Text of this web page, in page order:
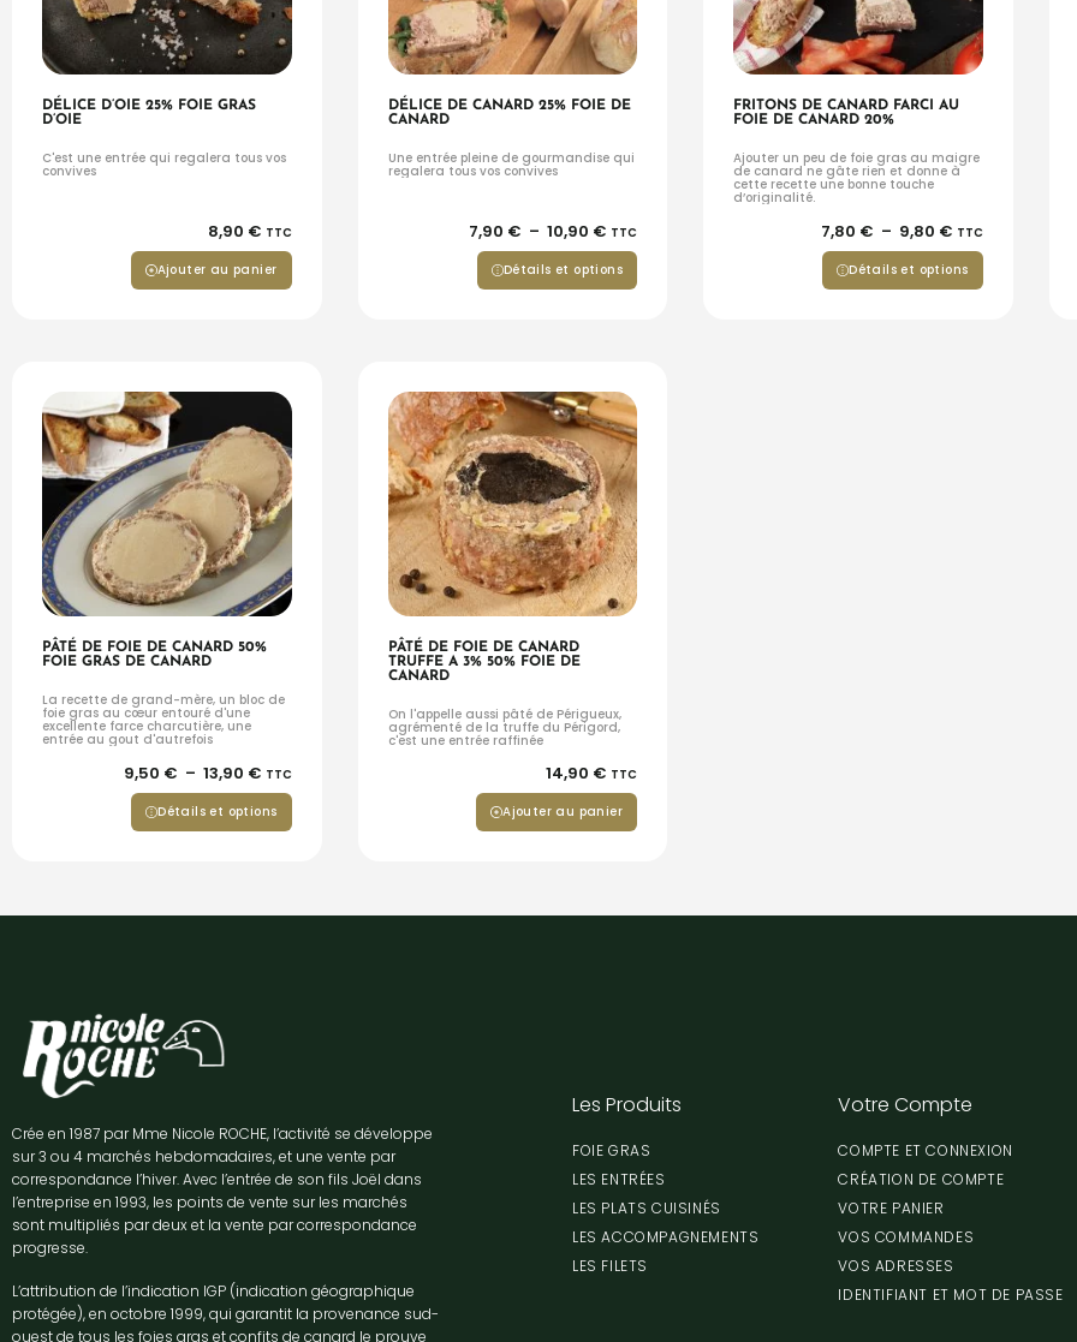
DÉLICE D’OIE 25% FOIE GRAS
D’OIE
C'est une entrée qui regalera tous vos
convives
8,90 € TTC
Ajouter au panier
DÉLICE DE CANARD 25% FOIE DE
CANARD
Une entrée pleine de gourmandise qui
regalera tous vos convives
7,90 € – 10,90 € TTC
Détails et options
FRITONS DE CANARD FARCI AU
FOIE DE CANARD 20%
Ajouter un peu de foie gras au maigre
de canard ne gâte rien et donne à
cette recette une bonne touche
d’originalité.
7,80 € – 9,80 € TTC
Détails et options
PÂTÉ DE FOIE DE CANARD 50%
FOIE GRAS DE CANARD
La recette de grand-mère, un bloc de
foie gras au cœur entouré d'une
excellente farce charcutière, une
entrée au gout d'autrefois
9,50 € – 13,90 € TTC
Détails et options
PÂTÉ DE FOIE DE CANARD
TRUFFE A 3% 50% FOIE DE
CANARD
On l'appelle aussi pâté de Périgueux,
agrémenté de la truffe du Périgord,
c'est une entrée raffinée
14,90 € TTC
Ajouter au panier
Crée en 1987 par Mme Nicole ROCHE, l’activité se développe
sur 3 ou 4 marchés hebdomadaires, et une vente par
correspondance l’hiver. Avec l’entrée de son fils Joël dans
l’entreprise en 1993, les points de vente sur les marchés
sont multipliés par deux et la vente par correspondance
progresse.
L’attribution de l’indication IGP (indication géographique
protégée), en octobre 1999, qui garantit la provenance sud-
ouest de tous les foies gras et confits de canard le prouve
Les Produits
FOIE GRAS
LES ENTRÉES
LES PLATS CUISINÉS
LES ACCOMPAGNEMENTS
LES FILETS
Votre Compte
COMPTE ET CONNEXION
CRÉATION DE COMPTE
VOTRE PANIER
VOS COMMANDES
VOS ADRESSES
IDENTIFIANT ET MOT DE PASSE